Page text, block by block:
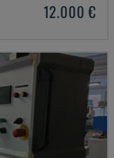
12.000 €